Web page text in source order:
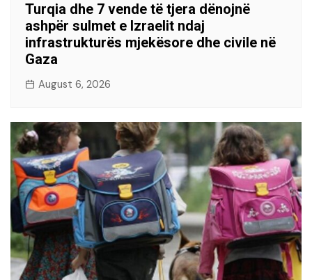
Turqia dhe 7 vende të tjera dënojnë
ashpër sulmet e Izraelit ndaj
infrastrukturës mjekësore dhe civile në
Gaza
August 6, 2026